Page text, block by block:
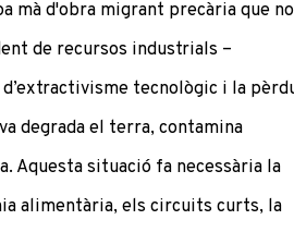
mà d'obra migrant precària que no
de recursos industrials –
tecnològic i la
degrada el terra, contamina
situació fa necessària la
alimentària, els circuits curts, la